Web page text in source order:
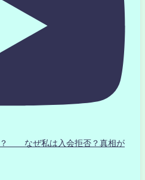
？ なぜ私は入会拒否？真相が